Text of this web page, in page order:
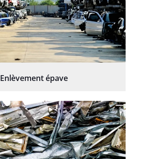
Enlèvement épave